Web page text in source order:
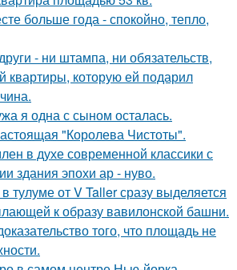
больше года - спокойно, тепло,
- ни штампа, ни обязательств,
квартиры, которую ей подарил
я одна с сыном осталась.
"Королева Чистоты".
в духе современной классики с
здания эпохи ар - нуво.
тулуме от V Taller сразу выделяется
к образу вавилонской башни.
того, что площадь не